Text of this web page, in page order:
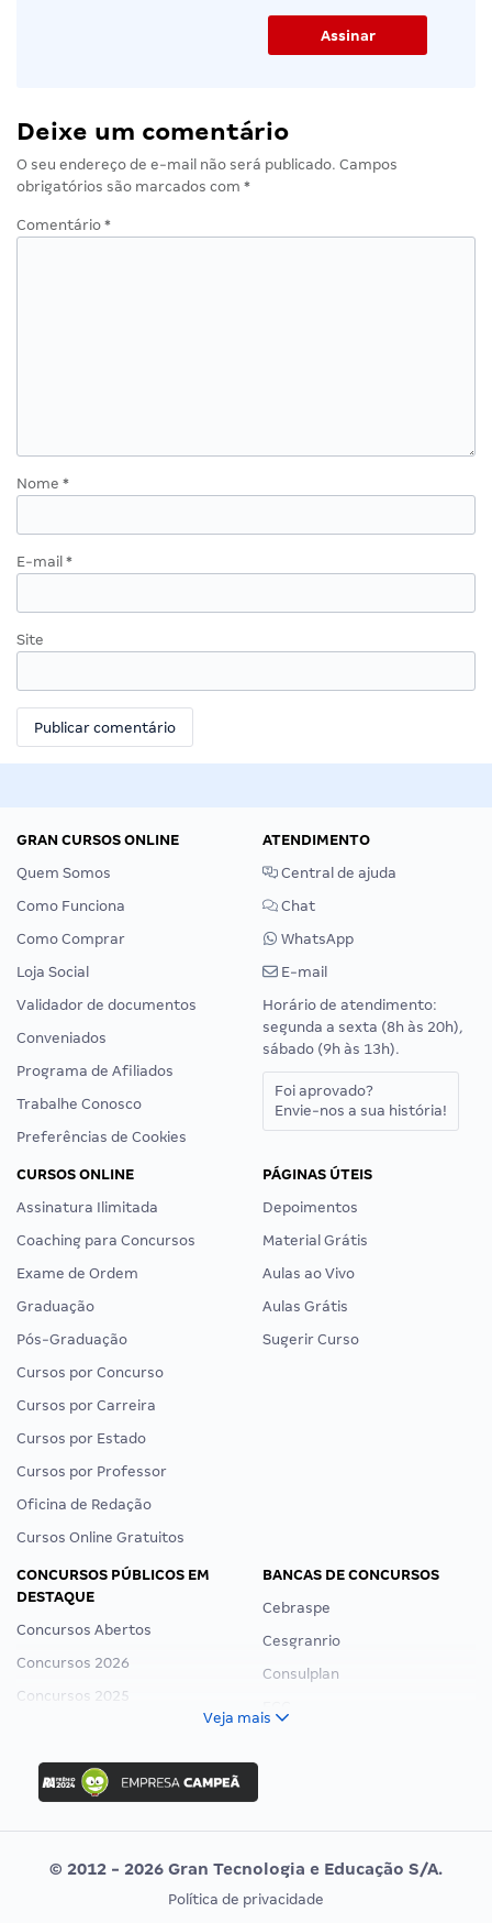
Deixe um comentário
O seu endereço de e-mail não será publicado. Campos
obrigatórios são marcados com *
Comentário *
Nome *
E-mail *
Site
GRAN CURSOS ONLINE
Quem Somos
Como Funciona
Como Comprar
Loja Social
Validador de documentos
Conveniados
Programa de Afiliados
Trabalhe Conosco
Preferências de Cookies
ATENDIMENTO
Central de ajuda
Chat
WhatsApp
E-mail
Horário de atendimento:
segunda a sexta (8h às 20h),
sábado (9h às 13h).
Foi aprovado?
Envie-nos a sua história!
CURSOS ONLINE
Assinatura Ilimitada
Coaching para Concursos
Exame de Ordem
Graduação
Pós-Graduação
Cursos por Concurso
Cursos por Carreira
Cursos por Estado
Cursos por Professor
Oficina de Redação
Cursos Online Gratuitos
PÁGINAS ÚTEIS
Depoimentos
Material Grátis
Aulas ao Vivo
Aulas Grátis
Sugerir Curso
CONCURSOS PÚBLICOS EM
DESTAQUE
Concursos Abertos
Concursos 2026
Concursos 2025
Concurso Ibama
Concurso MPU
Editais publicados
BANCAS DE CONCURSOS
Cebraspe
Cesgranrio
Consulplan
Vunesp
CONCURSOS POR PROFISSÃO EXAME DE ORDEM
Veja mais
© 2012 - 2026 Gran Tecnologia e Educação S/A.
Política de privacidade